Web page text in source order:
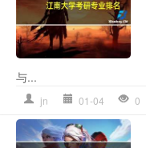
与...
jn 01-04 0